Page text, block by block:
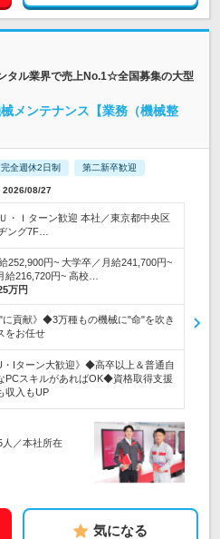
タル業界で売上No.1☆全国募集の大型
メンテナンス【業務（機械整
完全週休2日制 第二新卒歓迎
2026/08/27
Ｉターン歓迎 本社／東京都中央区
ング7F…
252,900円~ 大学卒／月給241,700円~
給216,720円~ 高校…
万円
に貢献》◆3万種もの機械に"命"を吹き
をお任せ
・Iターン大歓迎》◆高卒以上＆普通自
PCスキルがあればOK◆資格取得支援
収入もUP
人／本社所在
気になる